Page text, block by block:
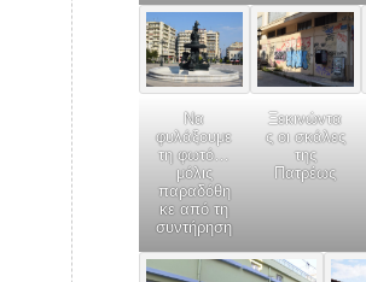
Να
φυλάξουμε
τη φωτό…
μόλις
παραδόθη
κε από τη
συντήρηση
Ξεκινώντα
ς οι σκάλες
της
Πατρέως